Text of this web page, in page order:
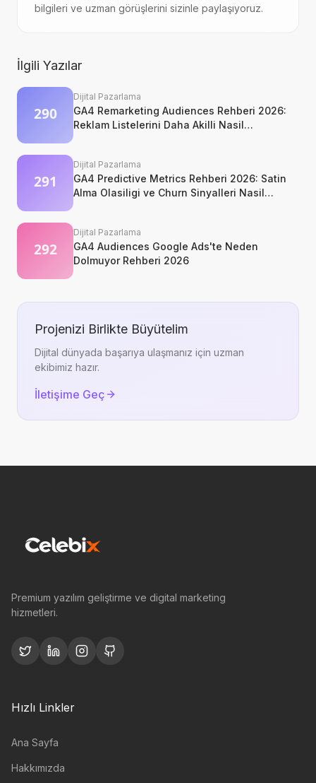
bilgileri ve uzman görüşlerini sizinle paylaşıyoruz.
İlgili Yazılar
Dijital Pazarlama
GA4 Remarketing Audiences Rehberi 2026:
Reklam Listelerini Daha Akilli Nasil
Dijital Pazarlama
GA4 Predictive Metrics Rehberi 2026: Satin
Alma Olasiligi ve Churn Sinyalleri Nasil
Dijital Pazarlama
GA4 Audiences Google Ads'te Neden
Dolmuyor Rehberi 2026
Projenizi Birlikte Büyütelim
Dijital dünyada başarıya ulaşmanız için uzman
ekibimiz hazır.
İletişime Geç
Premium yazılım geliştirme ve digital marketing
hizmetleri.
Hızlı Linkler
Ana Sayfa
Hakkımızda